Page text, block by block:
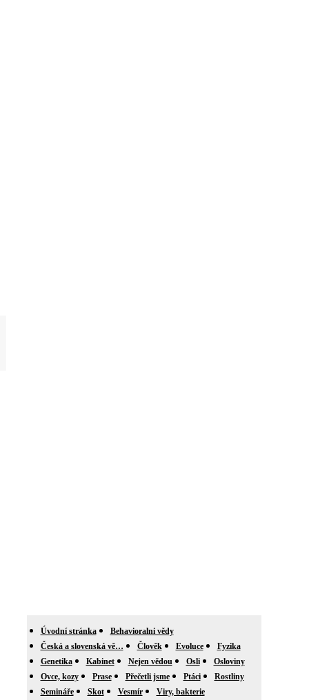
Úvodní stránka
Behavioralni vědy
Česká a slovenská vě…
Člověk Evoluce
Fyzika
Genetika
Kabinet Nejen vědou Osli
Osloviny
Ovce, kozy
Prase Přečetli jsme Ptáci
Rostliny
Semináře
Skot Vesmír
Viry, bakterie